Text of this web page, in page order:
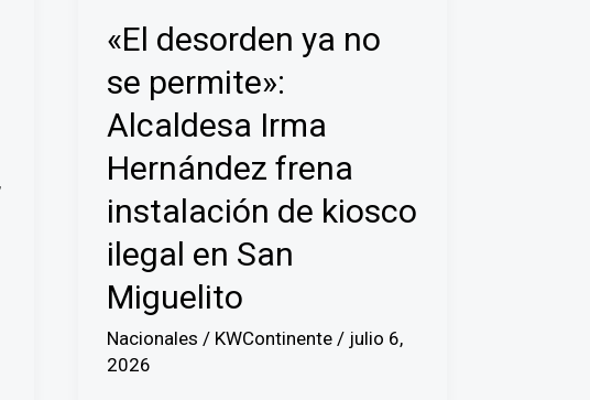
«El desorden ya no
se permite»:
Alcaldesa Irma
Hernández frena
instalación de kiosco
ilegal en San
Miguelito
Nacionales / KWContinente / julio 6,
2026